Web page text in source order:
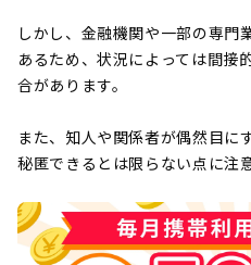
しかし、金融機関や一部の専門
あるため、状況によっては間接
合があります。
また、知人や関係者が偶然目に
秘匿できるとは限らない点に注